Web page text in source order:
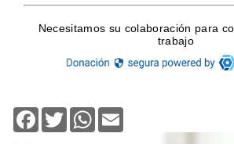
Facebook
TwitterWhatsApp